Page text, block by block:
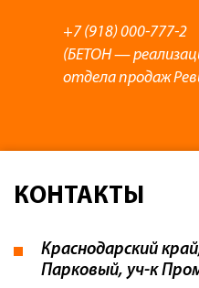
+7 (918) 000-777-2
(БЕТОН —
отдела продаж
КОНТАКТЫ
Краснодарский
Парковый, уч-к